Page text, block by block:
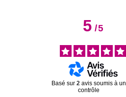
5/5
Basé sur 2 avis soumis à un
contrôle